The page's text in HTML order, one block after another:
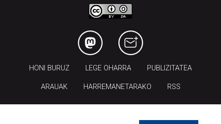
HONI BURUZ LEGE OHARRA PUBLIZITATEA
ARAUAK HARREMANETARAKO RSS